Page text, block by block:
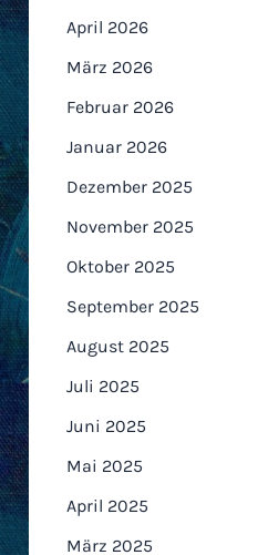
April 2026
März 2026
Februar 2026
Januar 2026
Dezember 2025
November 2025
Oktober 2025
September 2025
August 2025
Juli 2025
Juni 2025
Mai 2025
April 2025
März 2025